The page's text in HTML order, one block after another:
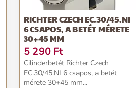
RICHTER CZECH EC.30/45.NI
6 CSAPOS, A BETÉT MÉRETE
30+45 MM
5 290 Ft
Cilinderbetét Richter Czech
EC.30/45.NI 6 csapos, a betét
mérete 30+45 mm...